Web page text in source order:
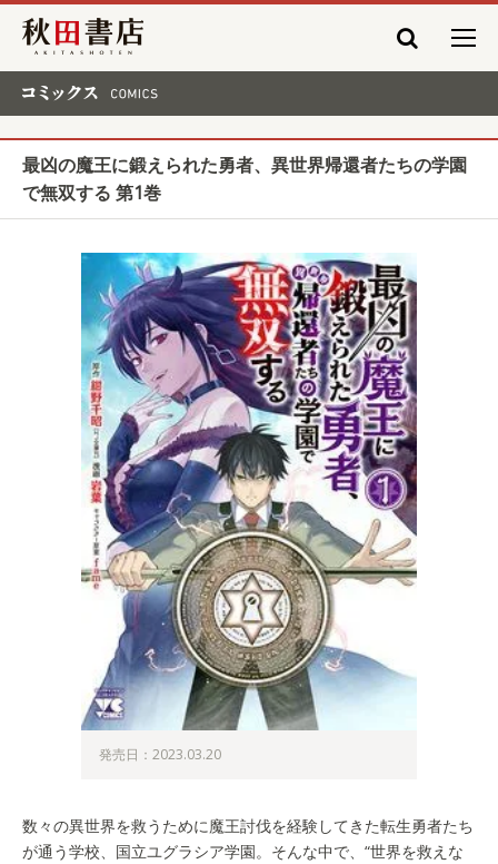
秋田書店
最凶の魔王に鍛えられた勇者、異世界帰還者たちの学園
で無双する 第1巻
発売日：2023.03.20
数々の異世界を救うために魔王討伐を経験してきた転生勇者たち
が通う学校、国立ユグラシア学園。そんな中で、“世界を救えな